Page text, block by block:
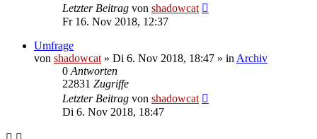
Letzter Beitrag von shadowcat
Fr 16. Nov 2018, 12:37
Umfrage
von shadowcat » Di 6. Nov 2018, 18:47 » in Archiv
0 Antworten
22831 Zugriffe
Letzter Beitrag von shadowcat
Di 6. Nov 2018, 18:47